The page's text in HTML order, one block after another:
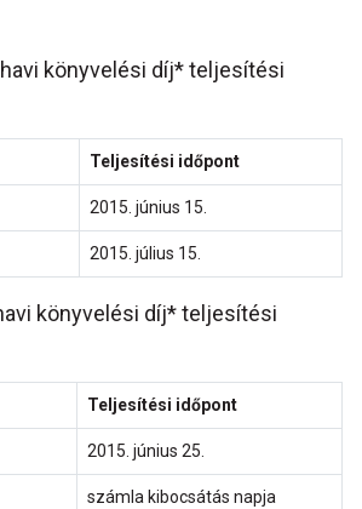
könyvelési díj* teljesítési
Teljesítési időpont
2015. június 15.
2015. július 15.
könyvelési díj* teljesítési
Teljesítési időpont
2015. június 25.
számla kibocsátás napja